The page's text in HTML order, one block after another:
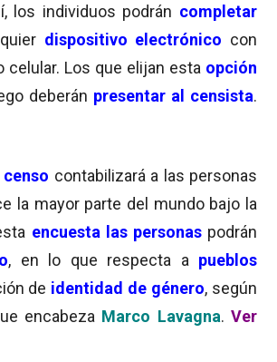
los individuos podrán completar
dispositivo electrónico con
celular. Los que elijan esta opción
deberán presentar al censista.
censo contabilizará a las personas
la mayor parte del mundo bajo la
encuesta las personas podrán
, en lo que respecta a pueblos
de identidad de género, según
encabeza Marco Lavagna. Ver